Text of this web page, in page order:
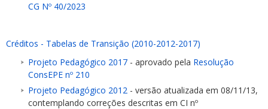
CG Nº 40/2023
Créditos - Tabelas de Transição (2010-2012-2017)
Projeto Pedagógico 2017 - aprovado pela Resolução
ConsEPE nº 210
Projeto Pedagógico 2012 - versão atualizada em 08/11/13,
contemplando correções descritas em CI nº